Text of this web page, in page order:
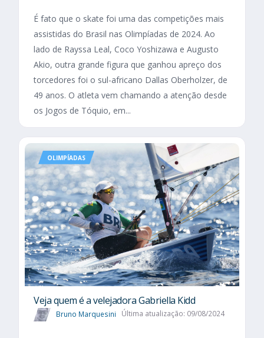
É fato que o skate foi uma das competições mais
assistidas do Brasil nas Olimpíadas de 2024. Ao
lado de Rayssa Leal, Coco Yoshizawa e Augusto
Akio, outra grande figura que ganhou apreço dos
torcedores foi o sul-africano Dallas Oberholzer, de
49 anos. O atleta vem chamando a atenção desde
os Jogos de Tóquio, em...
OLIMPÍADAS
Veja quem é a velejadora Gabriella Kidd
Bruno Marquesini Última atualização: 09/08/2024